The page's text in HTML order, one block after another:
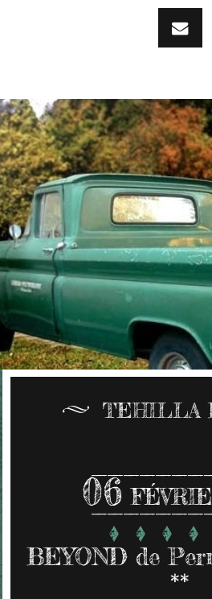
TEHILLA
06
BEYOND de
**